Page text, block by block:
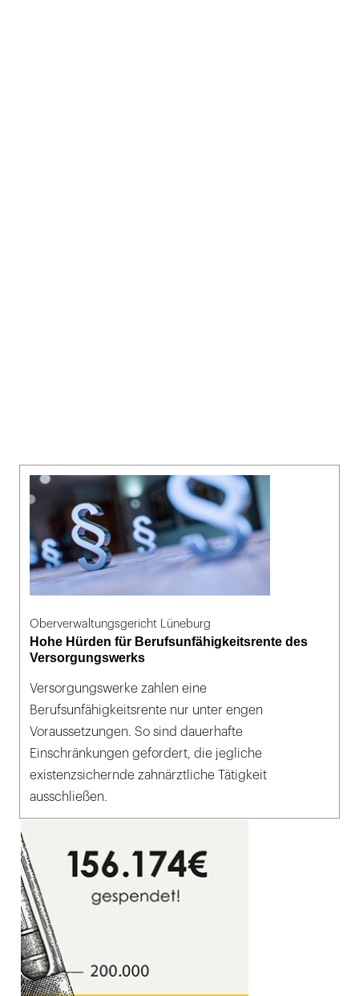
Oberverwaltungsgericht Lüneburg
Hohe Hürden für Berufsunfähigkeitsrente des
Versorgungswerks
Versorgungswerke zahlen eine
Berufsunfähigkeitsrente nur unter engen
Voraussetzungen. So sind dauerhafte
Einschränkungen gefordert, die jegliche
existenzsichernde zahnärztliche Tätigkeit
ausschließen.